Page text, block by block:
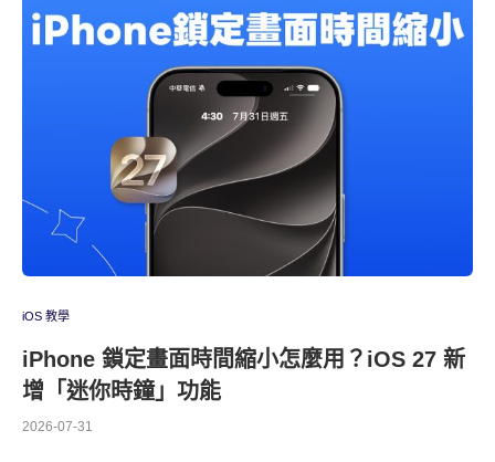
iOS 教學
iPhone 鎖定畫面時間縮小怎麼用？iOS 27 新
增「迷你時鐘」功能
2026-07-31